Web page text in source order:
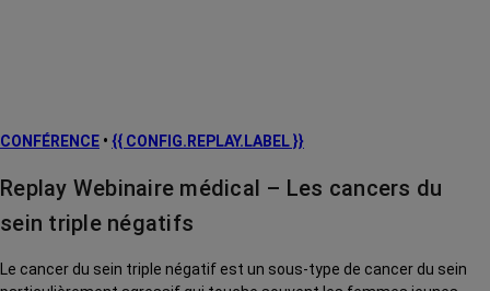
CONFÉRENCE • {{ CONFIG.REPLAY.LABEL }}
Replay Webinaire médical – Les cancers du
sein triple négatifs
Le cancer du sein triple négatif est un sous-type de cancer du sein